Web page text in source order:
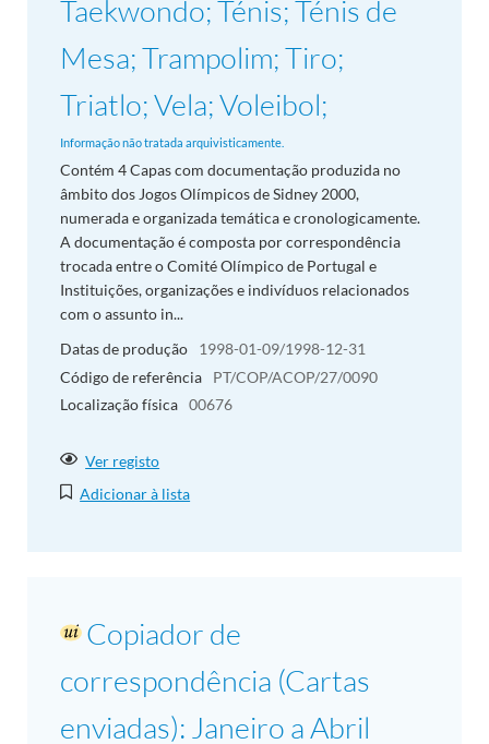
Taekwondo; Ténis; Ténis de
Mesa; Trampolim; Tiro;
Triatlo; Vela; Voleibol;
Informação não tratada arquivisticamente.
Contém 4 Capas com documentação produzida no
âmbito dos Jogos Olímpicos de Sidney 2000,
numerada e organizada temática e cronologicamente.
A documentação é composta por correspondência
trocada entre o Comité Olímpico de Portugal e
Instituições, organizações e indivíduos relacionados
com o assunto in...
Datas de produção
1998-01-09/1998-12-31
Código de referência
PT/COP/ACOP/27/0090
Localização física 00676
Ver registo
Adicionar à lista
Copiador de
correspondência (Cartas
enviadas): Janeiro a Abril